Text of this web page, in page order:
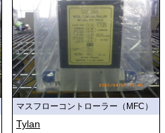
マスフローコントローラー（MFC）
Tylan